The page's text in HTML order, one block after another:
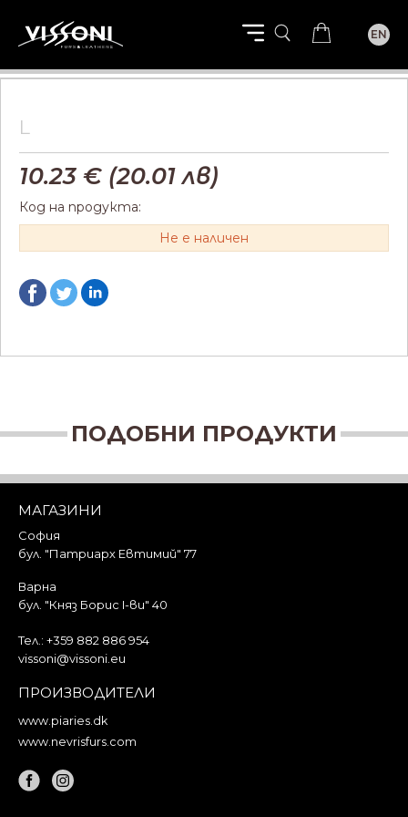
EN
L
10.23 € (20.01 лв)
Код на продукта:
Не е наличен
ПОДОБНИ ПРОДУКТИ
МАГАЗИНИ
София
бул. "Патриарх Евтимий" 77
Варна
бул. "Княз Борис I-ви" 40
Тел.: +359 882 886 954
vissoni@vissoni.eu
ПРОИЗВОДИТЕЛИ
www.piaries.dk
www.nevrisfurs.com